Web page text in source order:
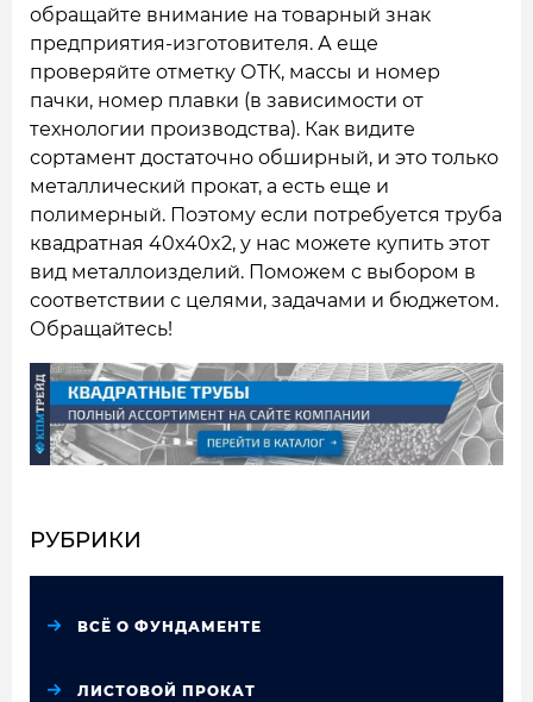
обращайте внимание на товарный знак
предприятия-изготовителя. А еще
проверяйте отметку ОТК, массы и номер
пачки, номер плавки (в зависимости от
технологии производства). Как видите
сортамент достаточно обширный, и это только
металлический прокат, а есть еще и
полимерный. Поэтому если потребуется труба
квадратная 40x40x2, у нас можете купить этот
вид металлоизделий. Поможем с выбором в
соответствии с целями, задачами и бюджетом.
Обращайтесь!
РУБРИКИ
ВСЁ О ФУНДАМЕНТЕ
ЛИСТОВОЙ ПРОКАТ